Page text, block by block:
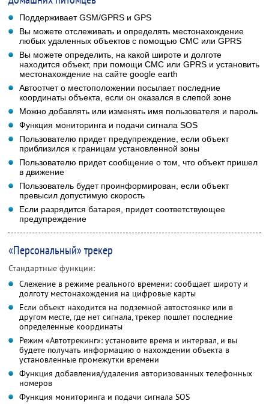
Поддерживает GSM/GPRS и GPS
Вы можете отслеживать и определять местонахождение
любых удаленных объектов с помощью СМС или GPRS
Вы можете определить, на какой широте и долготе
находится объект, при помощи СМС или GPRS и установить
местонахождение на сайте google earth
Автоотчет о местоположении посылает последние
координаты объекта, если он оказался в слепой зоне
Можно добавлять или изменять имя пользователя и пароль
Функция мониторинга и подачи сигнала SOS
Пользователю придет предупреждение, если объект
приблизился к границам установленной зоны
Пользователю придет сообщение о том, что объект пришел
в движение
Пользователь будет проинформирован, если объект
превысил допустимую скорость
Если разрядится батарея, придет соответствующее
предупреждение
«Персональный» трекер
Стандартные функции:
Слежение в режиме реального времени: сообщает широту и
долготу местонахождения на цифровые карты
Если объект находится на подземной автостоянке или в
другом месте, где нет сигнала, трекер пошлет последние
определенные координаты
Режим «Автотрекинг»: установите время и интервал, и вы
будете получать информацию о нахождении объекта в
установленные промежутки времени
Функция добавления/удаления авторизованных телефонных
номеров
Функция мониторинга и подачи сигнала SOS